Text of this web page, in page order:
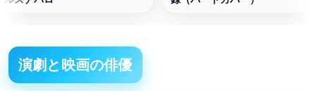
演劇と映画の俳優